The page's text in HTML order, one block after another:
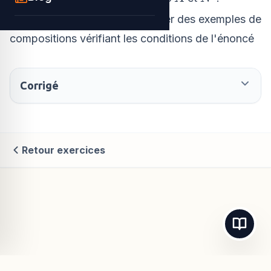
Indication : On pourra rechercher des exemples de
compositions vérifiant les conditions de l'énoncé
Corrigé
Retour exercices